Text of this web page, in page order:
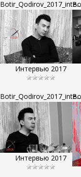
Botir_Qodirov_2017_inte...
Интервью 2017
Botir_Qodirov_2017_inte...
Интервью 2017